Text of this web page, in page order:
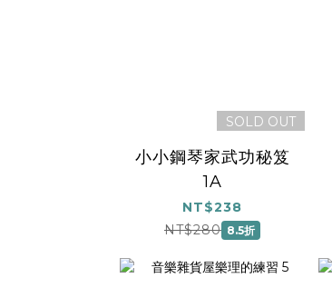
SOLD OUT
小小鋼琴家武功秘笈
1A
NT$238
NT$280 8.5折